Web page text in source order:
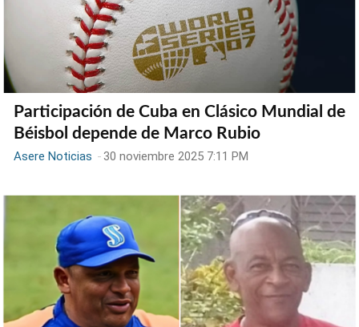
Participación de Cuba en Clásico Mundial de
Béisbol depende de Marco Rubio
Asere Noticias - 30 noviembre 2025 7:11 PM